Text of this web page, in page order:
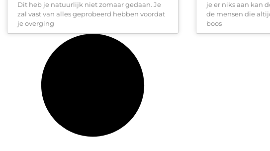
Dit heb je natuurlijk niet zomaar gedaan. Je
zal vast van alles geprobeerd hebben voordat
je overging
je er niks aan kan
de mensen die
boos